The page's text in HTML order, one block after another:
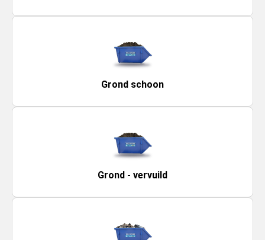
Grond schoon
Grond - vervuild